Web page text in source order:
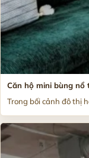
Căn hộ mini bùng
Trong bối cảnh đô thị